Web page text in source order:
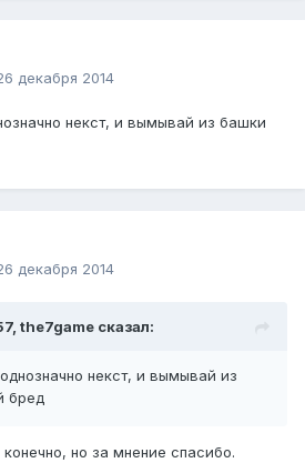
декабря 2014
некст, и вымывай из башки
декабря 2014
the7game сказал:
некст, и вымывай из
бред
но за мнение спасибо.